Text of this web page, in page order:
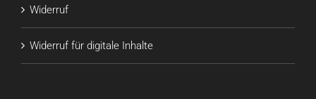
Widerruf
Widerruf für digitale Inhalte